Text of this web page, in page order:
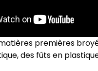
premières
des fûts en